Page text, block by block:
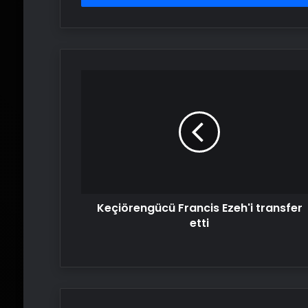
Keçiörengücü Francis Ezeh'i transfer
etti